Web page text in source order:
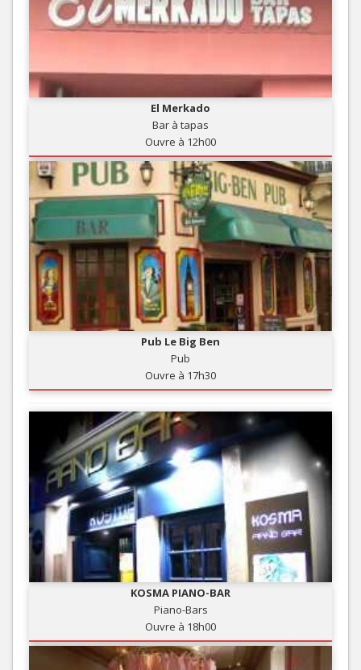
El Merkado
Bar à tapas
Ouvre à 12h00
Pub Le Big Ben
Pub
Ouvre à 17h30
KOSMA PIANO-BAR
Piano-Bars
Ouvre à 18h00